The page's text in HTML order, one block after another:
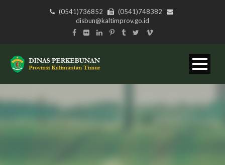
(0541)736852
(0541)748382
disbun@kaltimprov.go.id